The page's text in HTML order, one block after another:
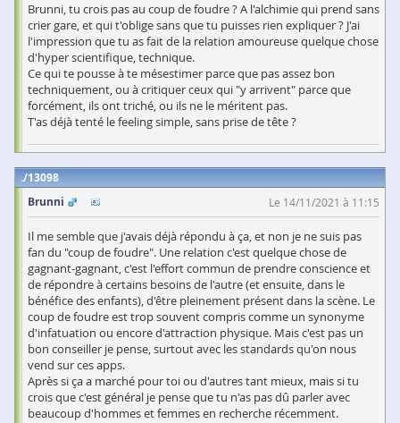
Brunni, tu crois pas au coup de foudre ? A l'alchimie qui prend sans
crier gare, et qui t'oblige sans que tu puisses rien expliquer ? J'ai
l'impression que tu as fait de la relation amoureuse quelque chose
d'hyper scientifique, technique.
Ce qui te pousse à te mésestimer parce que pas assez bon
techniquement, ou à critiquer ceux qui "y arrivent" parce que
forcément, ils ont triché, ou ils ne le méritent pas.
T'as déjà tenté le feeling simple, sans prise de tête ?
13098
Brunni
Le 14/11/2021 à 11:15
Il me semble que j'avais déjà répondu à ça, et non je ne suis pas
fan du "coup de foudre". Une relation c'est quelque chose de
gagnant-gagnant, c'est l'effort commun de prendre conscience et
de répondre à certains besoins de l'autre (et ensuite, dans le
bénéfice des enfants), d'être pleinement présent dans la scène. Le
coup de foudre est trop souvent compris comme un synonyme
d'infatuation ou encore d'attraction physique. Mais c'est pas un
bon conseiller je pense, surtout avec les standards qu'on nous
vend sur ces apps.
Après si ça a marché pour toi ou d'autres tant mieux, mais si tu
crois que c'est général je pense que tu n'as pas dû parler avec
beaucoup d'hommes et femmes en recherche récemment.